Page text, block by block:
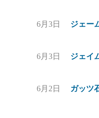
6月3日 ジェー
6月3日 ジェイ
6月2日 ガッツ